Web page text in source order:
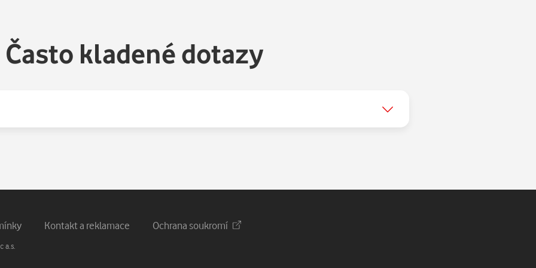
Často kladené dotazy
Kontakt a reklamace Ochrana soukromí
a.s.